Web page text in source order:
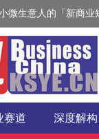
微生意人的「新商
赛道 深度解构